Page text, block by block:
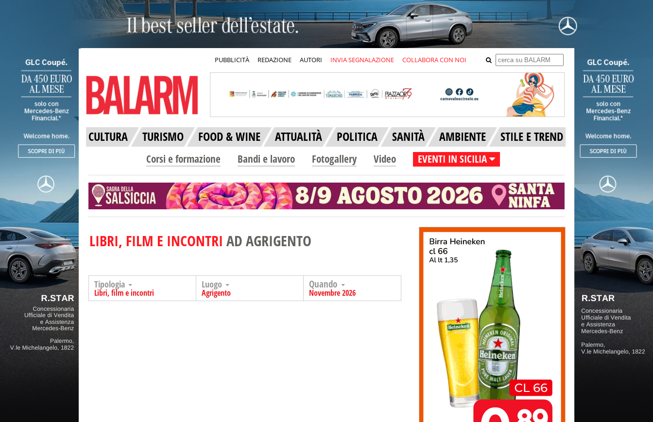
PUBBLICITÀ REDAZIONE AUTORI INVIA SEGNALAZIONE COLLABORA CON NOI
CULTURA TURISMO FOOD & WINE ATTUALITÀ POLITICA SANITÀ AMBIENTE STILE E TREND
Corsi e formazione Bandi e lavoro Fotogallery Video EVENTI IN SICILIA
LIBRI, FILM E INCONTRI AD AGRIGENTO
Tipologia
Libri, film e incontri
Luogo
Agrigento
Quando
Novembre 2026